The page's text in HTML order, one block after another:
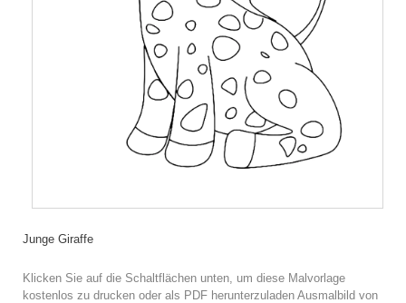
Junge Giraffe
Klicken Sie auf die Schaltflächen unten, um diese Malvorlage
kostenlos zu drucken oder als PDF herunterzuladen Ausmalbild von